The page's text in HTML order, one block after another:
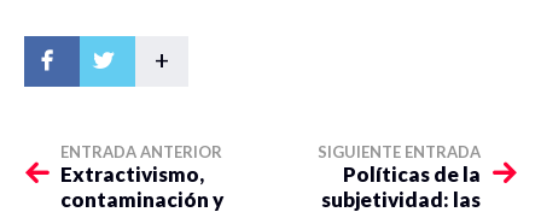
+
ENTRADA ANTERIOR
Extractivismo,
contaminación y
SIGUIENTE ENTRADA
Políticas de la
subjetividad: las